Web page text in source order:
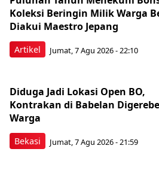
Artikel
Koleksi Beringin Milik Warga
Diakui Maestro Jepang
Jumat, 7 Agu 2026 - 22:10
Bekasi
Diduga Jadi Lokasi Open BO,
Kontrakan di Babelan
Warga
Jumat, 7 Agu 2026 - 21:59